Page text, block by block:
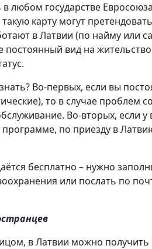
любом государстве
карту могут
в Латвии (по найму или
вид на
Во-первых, если вы
то в случае проблем
Во-вторых, если у
по приезду в
бесплатно – нужно
или послать по
в Латвии можно получить